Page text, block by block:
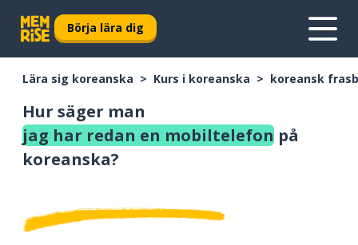
Börja lära dig
Lära sig koreanska Kurs i koreanska koreansk
Hur säger man
jag har redan en mobiltelefon på
koreanska?